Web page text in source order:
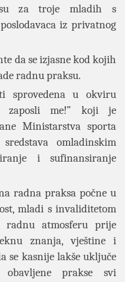
za troje mladih s
iz privatnog
da se izjasne kod kojih
radnu praksu.
sprovedena u okviru
zaposli me!” koji je
Ministarstva sporta
omladinskim
i sufinansiranje
radna praksa počne u
mladi s invaliditetom
atmosferu prije
znanja, vještine i
se kasnije lakše uključe
prakse svi